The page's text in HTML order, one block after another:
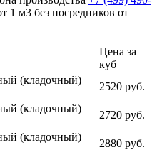
1 м3 без посредников от
Цена за
куб
(кладочный)
2520 руб.
(кладочный)
2720 руб.
(кладочный)
2880 руб.